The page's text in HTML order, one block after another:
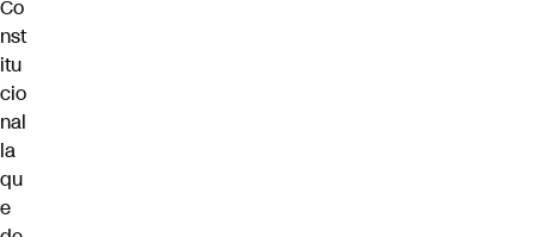
Co
nst
itu
cio
nal
la
qu
e